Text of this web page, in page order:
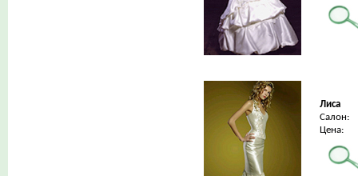
Лиса
Салон:
Цена: